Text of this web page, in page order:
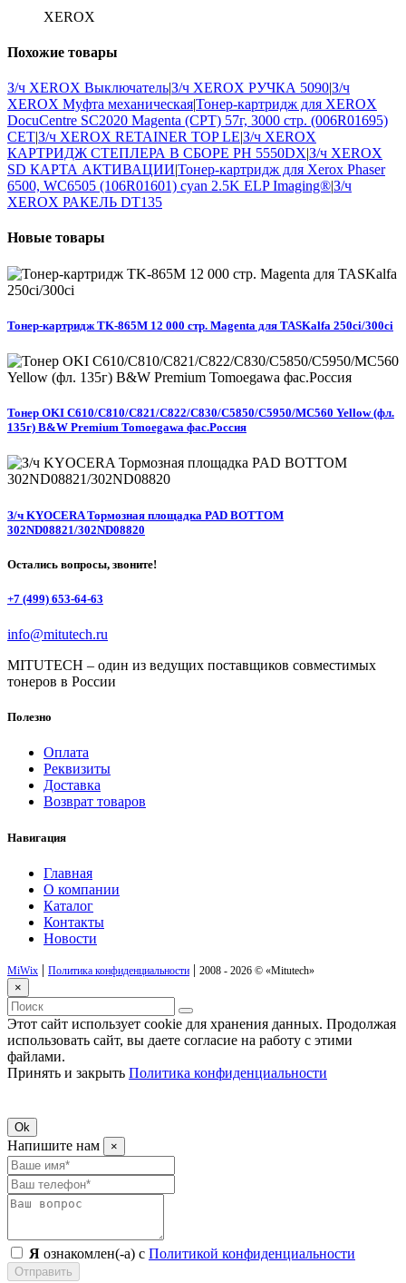
XEROX
Похожие товары
З/ч XEROX Выключатель|З/ч XEROX РУЧКА 5090|З/ч
XEROX Муфта механическая|Тонер-картридж для XEROX
DocuCentre SC2020 Magenta (CPT) 57г, 3000 стр. (006R01695)
CET|З/ч XEROX RETAINER TOP LE|З/ч XEROX
КАРТРИДЖ СТЕПЛЕРА В СБОРЕ PH 5550DX|З/ч XEROX
SD КАРТА АКТИВАЦИИ|Тонер-картридж для Xerox Phaser
6500, WC6505 (106R01601) cyan 2.5K ELP Imaging®|З/ч
XEROX РАКЕЛЬ DT135
Новые товары
Тонер-картридж TK-865M 12 000 стр. Magenta для TASKalfa 250ci/300ci
Тонер OKI C610/C810/C821/C822/C830/C5850/C5950/MC560 Yellow (фл.
135г) B&W Premium Tomoegawa фас.Россия
З/ч KYOCERA Тормозная площадка PAD BOTTOM
302ND08821/302ND08820
Остались вопросы, звоните!
+7 (499) 653-64-63
info@mitutech.ru
MITUTECH – один из ведущих поставщиков совместимых
тонеров в России
Полезно
Оплата
Реквизиты
Доставка
Возврат товаров
Навигация
Главная
О компании
Каталог
Контакты
Новости
MiWix | Политика конфиденциальности | 2008 - 2026 © «Mitutech»
×
Этот сайт использует cookie для хранения данных. Продолжая
использовать сайт, вы даете согласие на работу с этими
файлами.
Принять и закрыть Политика конфиденциальности
Ok
Напишите нам ×
Я ознакомлен(-а) с Политикой конфиденциальности
Отправить